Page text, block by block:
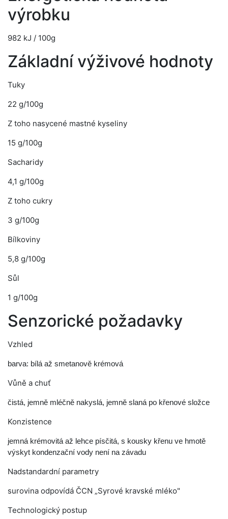
výrobku
982 kJ / 100g
Základní výživové hodnoty
Tuky
22 g/100g
Z toho nasycené mastné kyseliny
15 g/100g
Sacharidy
4,1 g/100g
Z toho cukry
3 g/100g
Bílkoviny
5,8 g/100g
Sůl
1 g/100g
Senzorické požadavky
Vzhled
barva: bílá až smetanově krémová
Vůně a chuť
čistá, jemně mléčně nakyslá, jemně slaná po křenové složce
Konzistence
jemná krémovitá až lehce písčitá, s kousky křenu ve hmotě
výskyt kondenzační vody není na závadu
Nadstandardní parametry
surovina odpovídá ČCN „Syrové kravské mléko"
Technologický postup